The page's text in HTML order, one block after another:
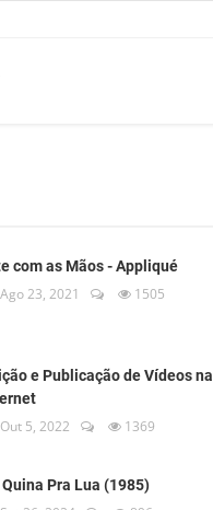
com as Mãos - Appliqué
Ago 23, 2021 1505
e Publicação de Vídeos na
Out 5, 2022 1369
Quina Pra Lua (1985)